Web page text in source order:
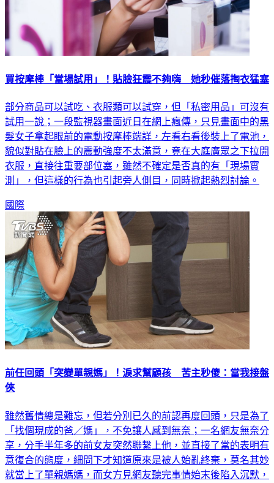
買按摩棒「當場試用」！貼臉狂震不夠嗨 她秒催落掏衣猛塞
部分商品可以試吃、衣服類可以試穿，但「私密用品」可沒有
試用一說；一段監視器畫面近日在網上瘋傳，只見畫面中的黑
髮女子拿起眼前的電動按摩棒端詳，左看右看後裝上了電池，
貌似對貼在臉上的震動強度不太滿意，竟在大庭廣眾之下拉開
衣服，直接往重要部位塞，雖然不確定是否真的有「現場實
測」，但這樣的行為也引起旁人側目，同時掀起熱烈討論。
國際
前任回頭「突變單親媽」！淚求幫顧孩 苦主秒傻：當我接盤
俠
雖然舊情總是難忘，但若分別已久的前認再度回頭，只是為了
「找個現成的爸／媽」，不免讓人感到無奈；一名網友無奈分
享，分手半年多的前女友突然聯繫上他，並直接了當的表明有
意復合的態度，細問下才知道原來是被人始亂終棄，莫名其妙
就當上了單親媽媽，而女方見網友聽完事情始末後陷入沉默，